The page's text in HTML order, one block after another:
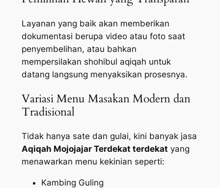
Layanan yang baik akan memberikan
dokumentasi berupa video atau foto saat
penyembelihan, atau bahkan
mempersilakan shohibul aqiqah untuk
datang langsung menyaksikan prosesnya.
Variasi Menu Masakan Modern dan
Tradisional
Tidak hanya sate dan gulai, kini banyak jasa
Aqiqah Mojojajar Terdekat terdekat yang
menawarkan menu kekinian seperti:
Kambing Guling